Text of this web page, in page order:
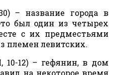
– название города в
был один из четырех
с их предместьями
племен левитских.
10-12) – гефянин, в дом
на некоторое время